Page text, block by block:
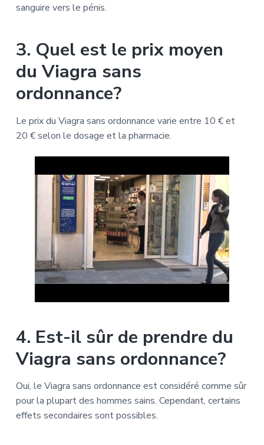
sanguire vers le pénis.
3. Quel est le prix moyen
du Viagra sans
ordonnance?
Le prix du Viagra sans ordonnance varie entre 10 € et
20 € selon le dosage et la pharmacie.
4. Est-il sûr de prendre du
Viagra sans ordonnance?
Oui, le Viagra sans ordonnance est considéré comme sûr
pour la plupart des hommes sains. Cependant, certains
effets secondaires sont possibles.